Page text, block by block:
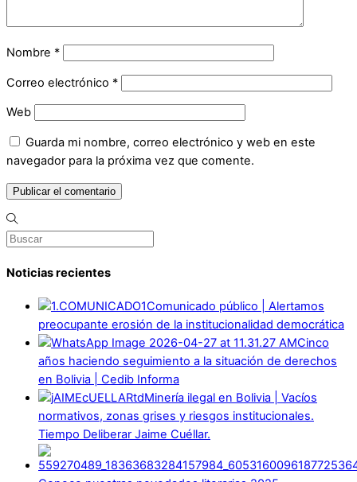
Nombre *
Correo electrónico *
Web
Guarda mi nombre, correo electrónico y web en este
navegador para la próxima vez que comente.
Noticias recientes
Comunicado público | Alertamos
preocupante erosión de la institucionalidad democrática
Cinco
años haciendo seguimiento a la situación de derechos
en Bolivia | Cedib Informa
Minería ilegal en Bolivia | Vacíos
normativos, zonas grises y riesgos institucionales.
Tiempo Deliberar Jaime Cuéllar.